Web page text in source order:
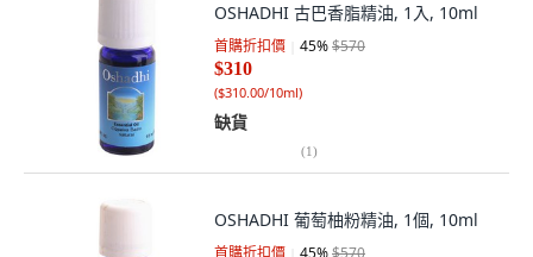
OSHADHI 古巴香脂精油, 1入, 10ml
首購折扣價 45%$570
$310
($310.00/10ml)
缺貨
(1)
OSHADHI 葡萄柚粉精油, 1個, 10ml
首購折扣價 45%$570